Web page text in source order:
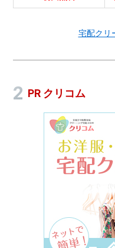
宅配クリ
PR クリコム